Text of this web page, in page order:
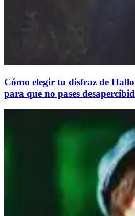
Cómo elegir tu disfraz de
para que no pases